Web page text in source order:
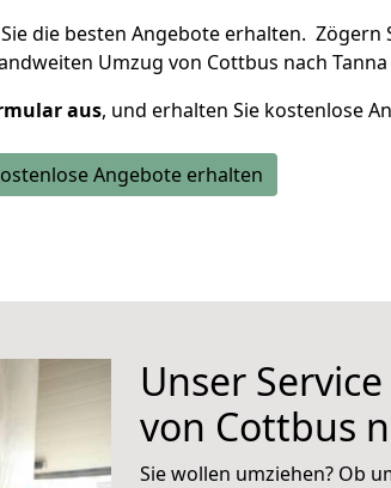
die besten Angebote erhalten. Zögern
Umzug von Cottbus nach
aus, und erhalten Sie kostenlose
Angebote erhalten
Unser
von Cottbus
Sie wollen umziehen? Ob